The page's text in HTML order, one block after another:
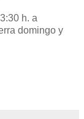
h. a
domingo y